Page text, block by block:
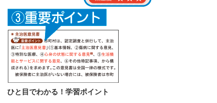
ひと目でわかる！学習ポイント